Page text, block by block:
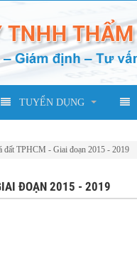
TUYỂN DỤNG
đất TPHCM - Giai đoạn 2015 - 2019
ĐOẠN 2015 - 2019